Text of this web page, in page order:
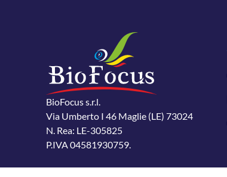
BioFocus s.r.l.
Via Umberto I 46 Maglie (LE) 73024
N. Rea: LE-305825
P.IVA 04581930759.